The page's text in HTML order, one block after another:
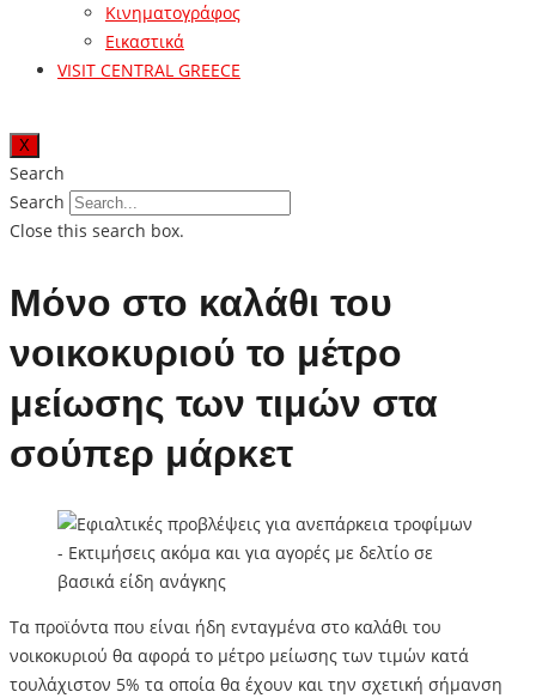
Κινηματογράφος
Εικαστικά
VISIT CENTRAL GREECE
X
Search
Search
Close this search box.
Μόνο στο καλάθι του
νοικοκυριού το μέτρο
μείωσης των τιμών στα
σούπερ μάρκετ
Τα προϊόντα που είναι ήδη ενταγμένα στο καλάθι του
νοικοκυριού θα αφορά το μέτρο μείωσης των τιμών κατά
τουλάχιστον 5% τα οποία θα έχουν και την σχετική σήμανση